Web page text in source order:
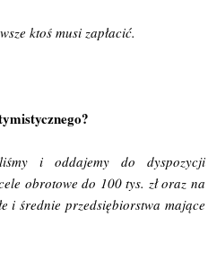
ktoś musi zapłacić.
i oddajemy do dyspozycji
obrotowe do 100 tys. zł oraz na
i średnie przedsiębiorstwa mające